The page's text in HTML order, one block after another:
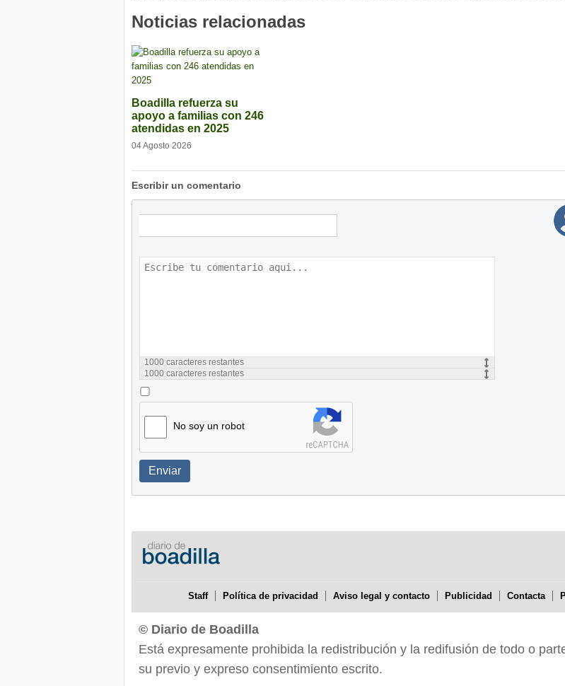
Noticias relacionadas
Boadilla refuerza su
apoyo a familias con 246
atendidas en 2025
04 Agosto 2026
Escribir un comentario
1000 caracteres restantes
1000 caracteres restantes
No soy un robot
Enviar
Staff Política de privacidad Aviso legal y contacto Publicidad Contacta
© Diario de Boadilla
Está expresamente prohibida la redistribución y la redifusión de todo o
su previo y expreso consentimiento escrito.